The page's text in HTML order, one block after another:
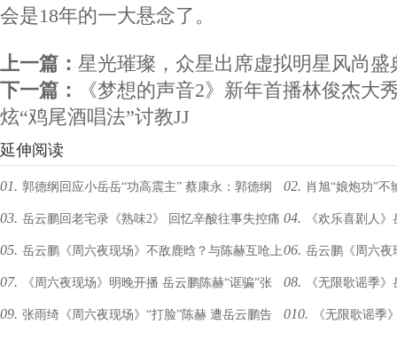
会是18年的一大悬念了。
上一篇： 星光璀璨，众星出席虚拟明星风尚盛
下一篇：
《梦想的声音2》新年首播林俊杰大
炫“鸡尾酒唱法”讨教JJ
延伸阅读
01. 郭德纲回应小岳岳“功高震主” 蔡康永：郭德纲
已称霸艺坛
02. 肖旭“娘炮功”
03. 岳云鹏回老宅录《熟味2》 回忆辛酸往事失控痛
哭
04. 《欢乐喜剧人
太”
05. 岳云鹏《周六夜现场》不敌鹿晗？与陈赫互呛上
演另类喜剧人生
06. 岳云鹏《周六夜
笑观众背后是成堆
07. 《周六夜现场》明晚开播 岳云鹏陈赫“诓骗”张
杰挑战高阶新喜剧？
08. 《无限歌谣季
夫妻补办婚礼
09. 张雨绮《周六夜现场》“打脸”陈赫 遭岳云鹏告 010. 《无限歌谣季